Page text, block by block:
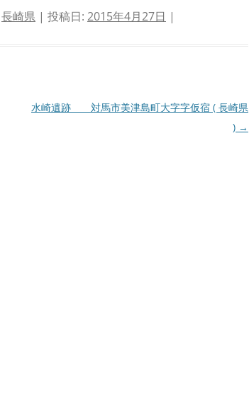
長崎県 | 投稿日: 2015年4月27日 |
水崎遺跡 対馬市美津島町大字字仮宿 ( 長崎県
) →